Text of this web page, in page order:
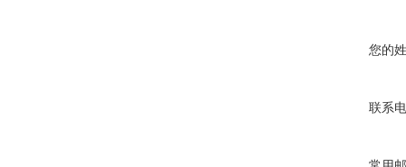
您的
联系